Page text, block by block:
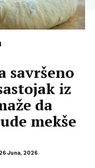
savršeno
iz
da
mekše
Juna, 2026